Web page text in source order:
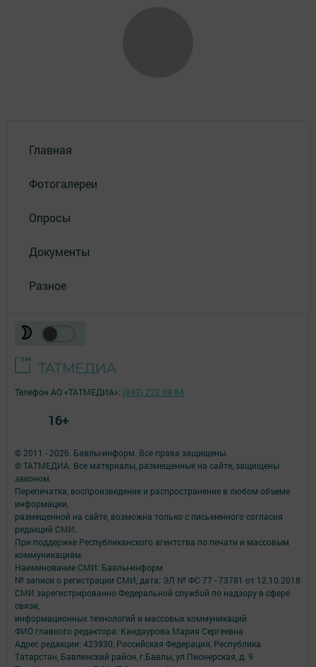
Главная
Фотогалереи
Опросы
Документы
Разное
© 2011 - 2026. Бавлы-информ. Все права защищены.
© ТАТМЕДИА. Все материалы, размещенные на сайте, защищены
законом.
Перепечатка, воспроизведение и распространение в любом объеме
информации,
размещенной на сайте, возможна только с письменного согласия
редакций СМИ.
При поддержке Республиканского агентства по печати и массовым
коммуникациям.
Наименование СМИ: Бавлы-информ
№ записи о регистрации СМИ, дата: ЭЛ № ФС 77 - 73781 от 12.10.2018
СМИ зарегистрированно Федеральной службой по надзору в сфере
связи,
информационных технологий и массовых коммуникаций
ФИО главного редактора: Кандаурова Мария Сергеевна
Адрес редакции: 423930, Российская Федерация, Республика
Татарстан, Бавлинский район, г.Бавлы, ул.Пионерская, д. 9
Телефон АО «ТАТМЕДИА»: (843) 222 09 84
16+